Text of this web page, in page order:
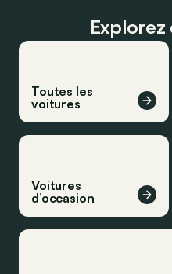
Explorez
Toutes les
voitures
Voitures
d’occasion